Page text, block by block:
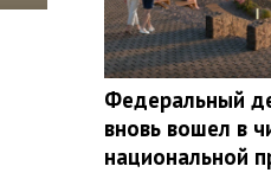
Федеральный
вновь вошел в
национальной